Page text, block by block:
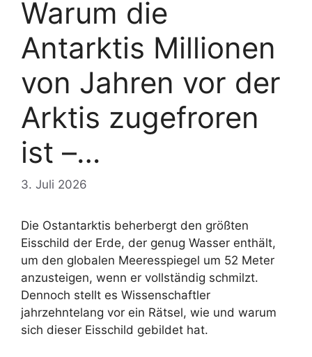
Warum die
Antarktis Millionen
von Jahren vor der
Arktis zugefroren
ist –…
3. Juli 2026
Die Ostantarktis beherbergt den größten
Eisschild der Erde, der genug Wasser enthält,
um den globalen Meeresspiegel um 52 Meter
anzusteigen, wenn er vollständig schmilzt.
Dennoch stellt es Wissenschaftler
jahrzehntelang vor ein Rätsel, wie und warum
sich dieser Eisschild gebildet hat.